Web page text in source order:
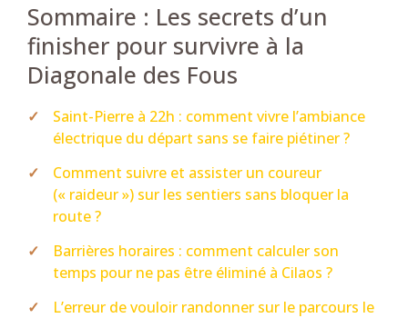
Sommaire : Les secrets d’un
finisher pour survivre à la
Diagonale des Fous
Saint-Pierre à 22h : comment vivre l’ambiance
électrique du départ sans se faire piétiner ?
Comment suivre et assister un coureur
(« raideur ») sur les sentiers sans bloquer la
route ?
Barrières horaires : comment calculer son
temps pour ne pas être éliminé à Cilaos ?
L’erreur de vouloir randonner sur le parcours le